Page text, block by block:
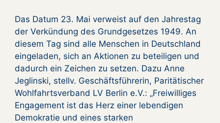
Das Datum 23. Mai verweist auf den Jahrestag
der Verkündung des Grundgesetzes 1949. An
diesem Tag sind alle Menschen in Deutschland
eingeladen, sich an Aktionen zu beteiligen und
dadurch ein Zeichen zu setzen. Dazu Anne
Jeglinski, stellv. Geschäftsführerin, Paritätischer
Wohlfahrtsverband LV Berlin e.V.: „Freiwilliges
Engagement ist das Herz einer lebendigen
Demokratie und eines starken